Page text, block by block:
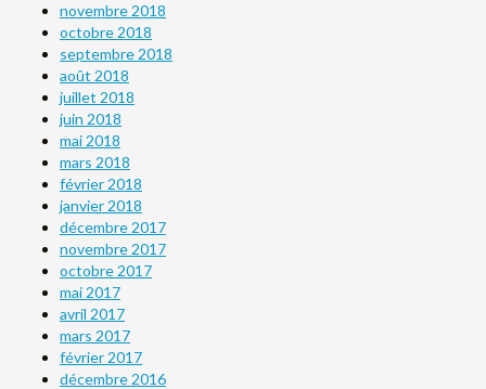
novembre 2018
octobre 2018
septembre 2018
août 2018
juillet 2018
juin 2018
mai 2018
mars 2018
février 2018
janvier 2018
décembre 2017
novembre 2017
octobre 2017
mai 2017
avril 2017
mars 2017
février 2017
décembre 2016